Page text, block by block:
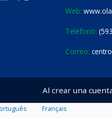
Web:
Teléfono:
Correo:
Al crear una
Français